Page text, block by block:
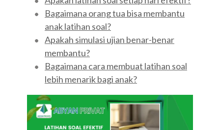
Bagaimana orang tua bisa membantu
anak latihan soal?
Apakah simulasi ujian benar-benar
membantu?
Bagaimana cara membuat latihan soal
lebih menarik bagi anak?